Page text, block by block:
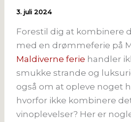
3. juli 2024
Forestil dig at kombinere
med en drømmeferie på
Maldiverne ferie handler
smukke strande og
også om at opleve noget
hvorfor ikke kombinere
vinoplevelser? Her er